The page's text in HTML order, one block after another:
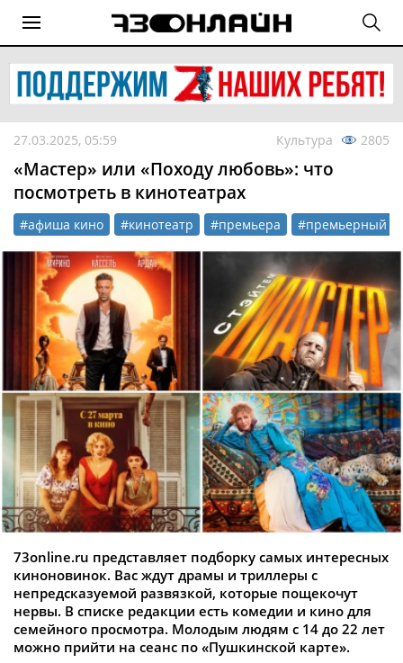
27.03.2025, 05:59 Культура 2805
«Мастер» или «Походу любовь»: что
посмотреть в кинотеатрах
#афиша кино #кинотеатр #премьера #премьерный
73online.ru представляет подборку самых интересных
киноновинок. Вас ждут драмы и триллеры с
непредсказуемой развязкой, которые пощекочут
нервы. В списке редакции есть комедии и кино для
семейного просмотра. Молодым людям с 14 до 22 лет
можно прийти на сеанс по «Пушкинской карте».